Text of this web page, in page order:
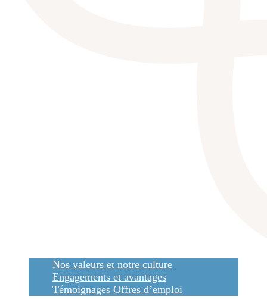
Nos valeurs et notre culture
Engagements et avantages
Témoignages Offres d’emploi